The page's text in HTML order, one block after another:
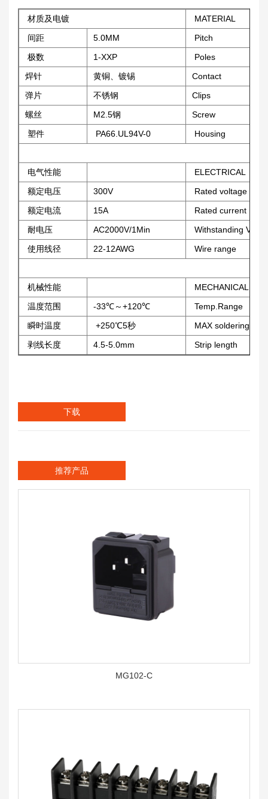
材质及电镀
MATERIAL
间距
5.0MM
Pitch
极数
1-XXP
Poles
焊针
黄铜、镀锡
Contact
弹片
不锈钢
Clips
螺丝
M2.5钢
Screw
塑件
PA66.UL94V-0 Housing
电气性能
ELECTRICAL
额定电压
300V
Rated voltage
额定电流
15A
Rated current
耐电压
AC2000V/1Min
Withstanding
使用线径
22-12AWG Wire range
机械性能
MECHANICAL
温度范围
-33℃～+120℃
Temp.Range
瞬时温度
+250℃5秒
MAX soldering
剥线长度
4.5-5.0mm Strip length
下载
推荐产品
MG102-C